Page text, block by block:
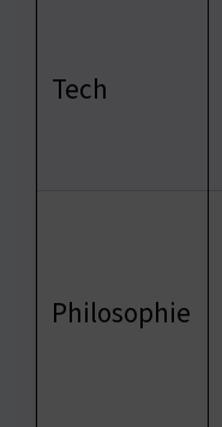
Tech
Philosophie